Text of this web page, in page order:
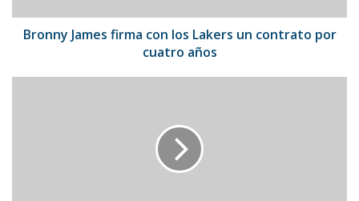
por
cuatro
Bronny James firma con los Lakers un contrato por
cuatro años